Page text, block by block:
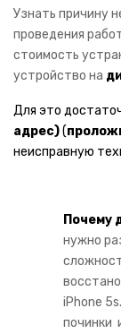
Цифровая
DVD и Blu-
Тюнеры
LG
Узнать причину
проведения
стоимость
устройство на
Для это
адрес)(
неисправную
Почему
нужно
iPhone
починки